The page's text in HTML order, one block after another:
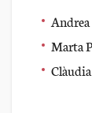
Marta